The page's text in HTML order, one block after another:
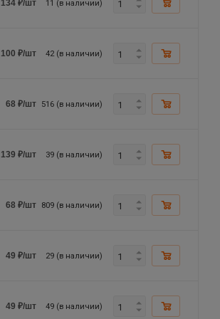
134 ₽/шт 11 (в наличии)
100 ₽/шт 42 (в наличии)
68 ₽/шт 516 (в наличии)
139 ₽/шт 39 (в наличии)
68 ₽/шт 809 (в наличии)
49 ₽/шт 29 (в наличии)
49 ₽/шт 49 (в наличии)